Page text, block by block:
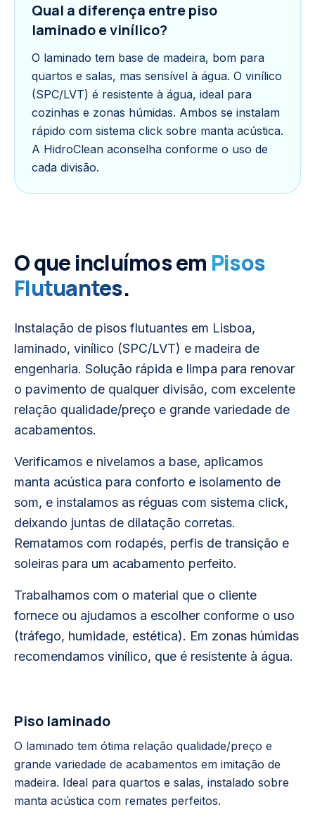
Qual a diferença entre piso
laminado e vinílico?
O laminado tem base de madeira, bom para
quartos e salas, mas sensível à água. O vinílico
(SPC/LVT) é resistente à água, ideal para
cozinhas e zonas húmidas. Ambos se instalam
rápido com sistema click sobre manta acústica.
A HidroClean aconselha conforme o uso de
cada divisão.
O que incluímos em Pisos
Flutuantes.
Instalação de pisos flutuantes em Lisboa,
laminado, vinílico (SPC/LVT) e madeira de
engenharia. Solução rápida e limpa para renovar
o pavimento de qualquer divisão, com excelente
relação qualidade/preço e grande variedade de
acabamentos.
Verificamos e nivelamos a base, aplicamos
manta acústica para conforto e isolamento de
som, e instalamos as réguas com sistema click,
deixando juntas de dilatação corretas.
Rematamos com rodapés, perfis de transição e
soleiras para um acabamento perfeito.
Trabalhamos com o material que o cliente
fornece ou ajudamos a escolher conforme o uso
(tráfego, humidade, estética). Em zonas húmidas
recomendamos vinílico, que é resistente à água.
Piso laminado
O laminado tem ótima relação qualidade/preço e
grande variedade de acabamentos em imitação de
madeira. Ideal para quartos e salas, instalado sobre
manta acústica com remates perfeitos.